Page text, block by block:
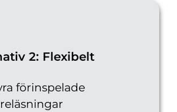
2: Flexibelt
förinspelade